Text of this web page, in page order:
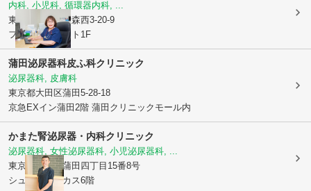
内科, 小児科, 循環器内科, ...
東京都大田区大森西3-20-9
フォレストコート1F
蒲田泌尿器科皮ふ科クリニック
泌尿器科, 皮膚科
東京都大田区蒲田5-28-18
京急EXイン蒲田2階 蒲田クリニックモール内
かまた腎泌尿器・内科クリニック
泌尿器科, 女性泌尿器科, 小児泌尿器科, ...
東京都大田区蒲田四丁目15番8号
シュロスバッカス6階